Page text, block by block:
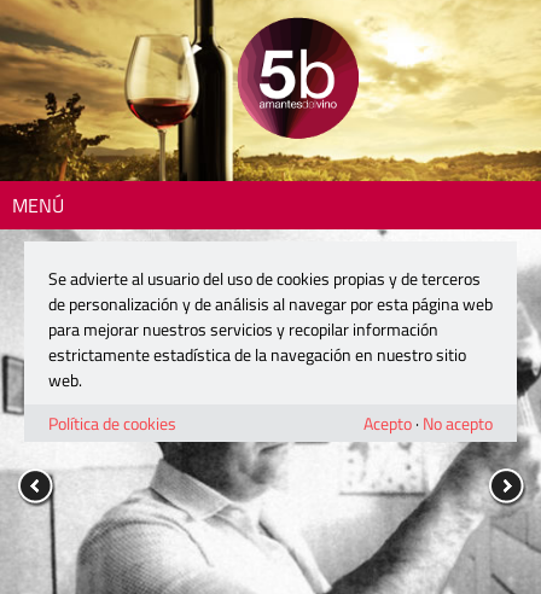
MENÚ
Se advierte al usuario del uso de cookies propias y de terceros
de personalización y de análisis al navegar por esta página web
para mejorar nuestros servicios y recopilar información
estrictamente estadística de la navegación en nuestro sitio
web.
Política de cookies
Acepto· No acepto